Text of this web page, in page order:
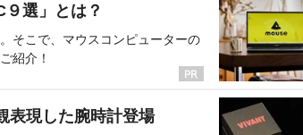
選」とは？
そこで、マウスコンピューターの
紹介！
表現した腕時計登場